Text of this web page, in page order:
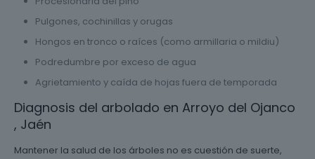
Pulgones, cochinillas y orugas
Hongos en tronco o raíces (como armillaria o mildiu)
Podredumbre por exceso de agua
Agrietamiento y caída de hojas fuera de temporada
Diagnosis del arbolado en Arroyo del Ojanco
, Jaén
Mantener la salud de los árboles no es cuestión de suerte,